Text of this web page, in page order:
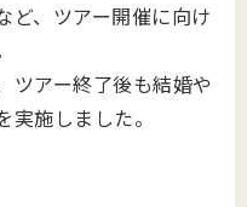
ど、ツアー開催に向け
ツアー終了後も結婚や
施しました。